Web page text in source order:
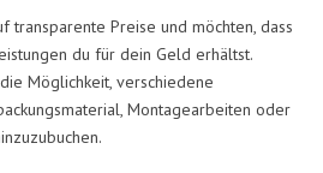
transparente Preise und möchten, dass
du für dein Geld erhältst.
Möglichkeit, verschiedene
Montagearbeiten oder